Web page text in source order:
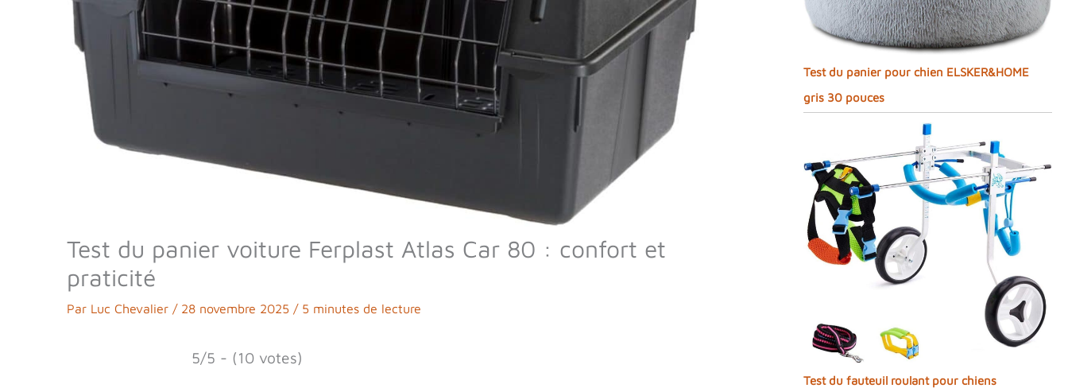
Test du panier voiture Ferplast Atlas Car 80 : confort et
praticité
Par Luc Chevalier / 28 novembre 2025 / 5 minutes de lecture
5/5 - (10 votes)
Test du panier pour chien ELSKER&HOME
gris 30 pouces
Test du fauteuil roulant pour chiens